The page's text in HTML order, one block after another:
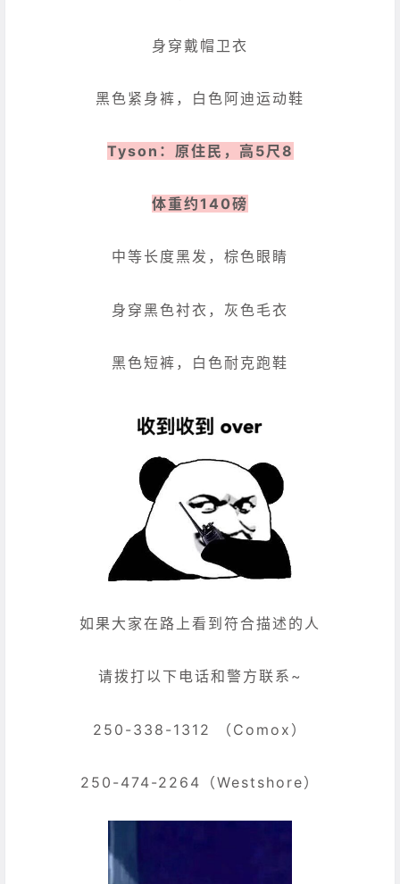
身穿戴帽卫衣
黑色紧身裤，白色阿迪运动鞋
Tyson：原住民，高5尺8
体重约140磅
中等长度黑发，棕色眼睛
身穿黑色衬衣，灰色毛衣
黑色短裤，白色耐克跑鞋
如果大家在路上看到符合描述的人
请拨打以下电话和警方联系~
250-338-1312 （Comox）
250-474-2264（Westshore）